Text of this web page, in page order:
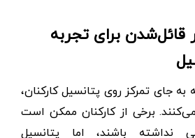
قائل‌شدن برای تجربه
به جای تمرکز روی پتانسیل کارکنان،
برخی از کارکنان ممکن است
نداشته باشند، اما پتانسیل